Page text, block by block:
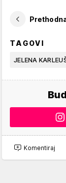
TAGOVI
JELENA
Komentiraj